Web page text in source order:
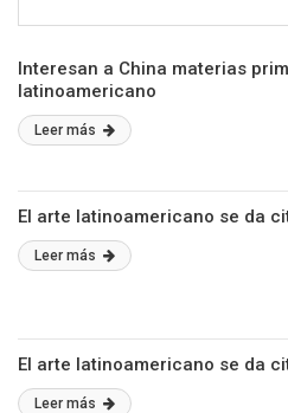
Interesan a China materias
latinoamericano
Leer más
El arte latinoamericano se da
Leer más
El arte latinoamericano se da
Leer más